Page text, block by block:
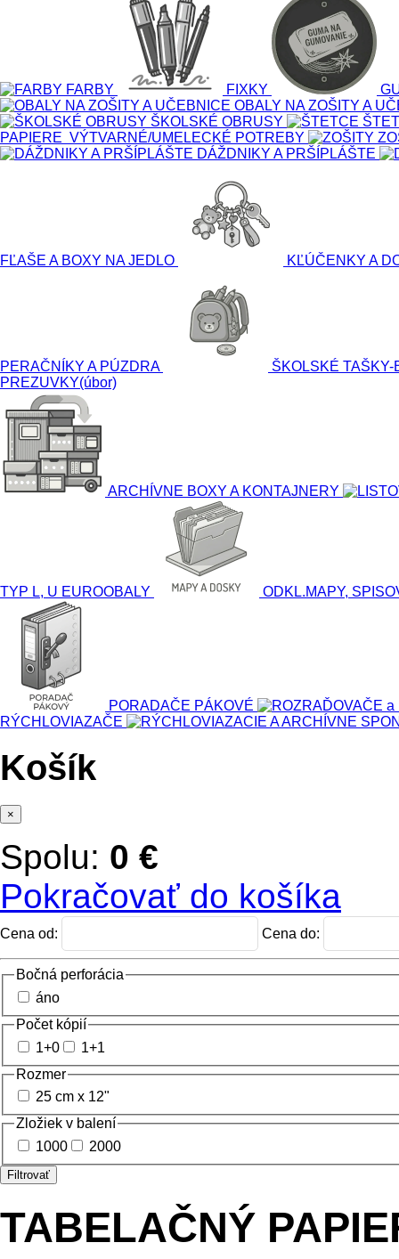
FARBY FIXKY
OBALY NA ZOŠITY A
ŠKOLSKÉ OBRUSY
VÝTVARNÉ/UMELECKÉ
DÁŽDNIKY A PRŠÍPLÁŠTE
PERAČNÍKY A PÚZDRA
PREZUVKY(úbor)
ARCHÍVNE BOXY A KONTAJNERY
TYP L, U EUROOBALY
RÝCHLOVIAZAČE
Košík
×
Spolu: 0 €
Pokračovať do košíka
Cena od: Cena do:
Bočná perforácia
áno
Počet kópií
1+0
1+1
Rozmer
25 cm x 12"
Zložiek v balení
1000
2000